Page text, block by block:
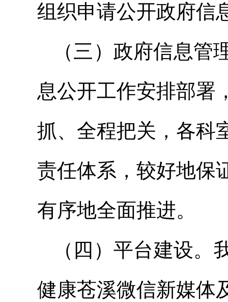
组织申请公开政府信
（三）政府信息管
息公开工作安排部署
抓、全程把关，各科
责任体系，较好地保
有序地全面推进。
（四）平台建设。
健康苍溪微信新媒体